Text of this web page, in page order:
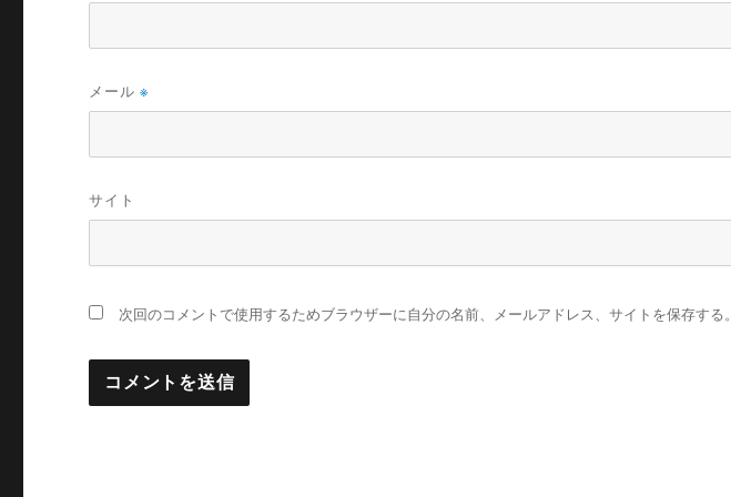
メール※
サイト
次回のコメントで使用するためブラウザーに自分の名前、メールアドレス、サイトを保存する。